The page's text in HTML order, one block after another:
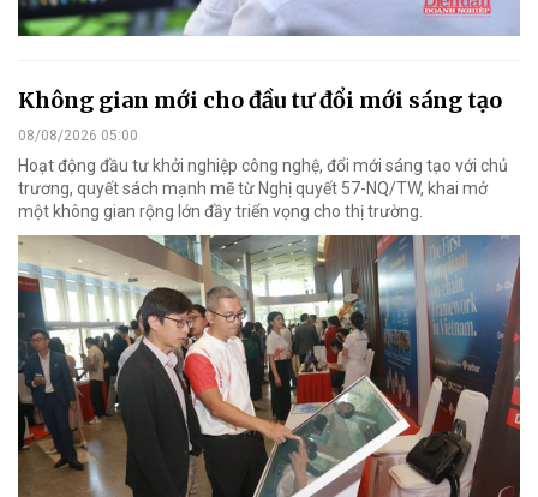
Không gian mới cho đầu tư đổi mới sáng tạo
08/08/2026 05:00
Hoạt động đầu tư khởi nghiệp công nghệ, đổi mới sáng tạo với chủ
trương, quyết sách mạnh mẽ từ Nghị quyết 57-NQ/TW, khai mở
một không gian rộng lớn đầy triển vọng cho thị trường.